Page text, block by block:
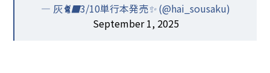
— 灰🐈‍⬛3/10単行本発売✨ (@hai_sousaku)
September 1, 2025